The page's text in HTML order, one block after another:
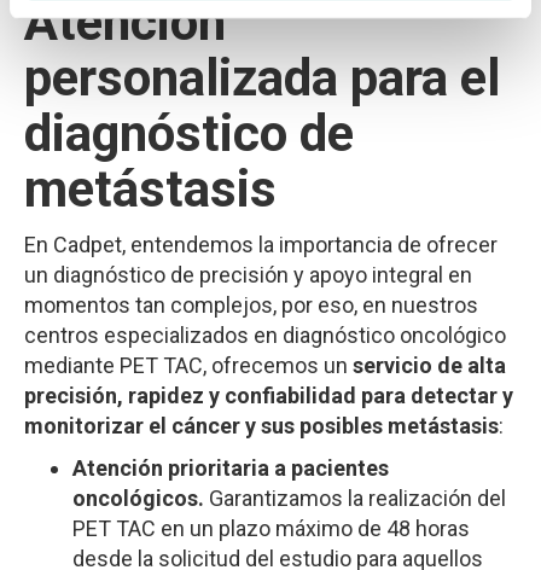
Atención
personalizada para el
diagnóstico de
metástasis
En Cadpet, entendemos la importancia de ofrecer
un diagnóstico de precisión y apoyo integral en
momentos tan complejos, por eso, en nuestros
centros especializados en diagnóstico oncológico
mediante PET TAC, ofrecemos un servicio de alta
precisión, rapidez y confiabilidad para detectar y
monitorizar el cáncer y sus posibles metástasis:
Atención prioritaria a pacientes
oncológicos. Garantizamos la realización del
PET TAC en un plazo máximo de 48 horas
desde la solicitud del estudio para aquellos